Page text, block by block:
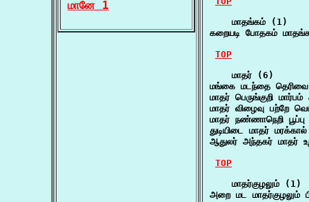
மானே 1
    மாதங்கம் (1)
கறையடி போதகம்
TOP
    மாதர் (6)
மங்கை மடந்தை
மாதர் பெருங்குறி
மாதர் விழைவு பற்றே
மாதர் நண்ணாநெறி
துடியிடை மாதர்
ஆதுலர் அந்தகர் மாதர்
TOP
    மாதர்குழலும் (1)
அறை மட